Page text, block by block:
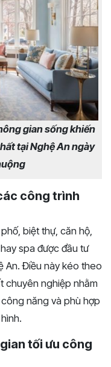
gian sống khiến
tại Nghệ An ngày
công trình
biệt thự, căn hộ,
spa được đầu tư
An. Điều này kéo theo
chuyên nghiệp nhằm
năng và phù hợp
tối ưu công